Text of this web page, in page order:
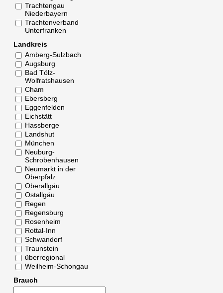
Trachtengau
Niederbayern
Trachtenverband
Unterfranken
Landkreis
Amberg-Sulzbach
Augsburg
Bad Tölz-
Wolfratshausen
Cham
Ebersberg
Eggenfelden
Eichstätt
Hassberge
Landshut
München
Neuburg-
Schrobenhausen
Neumarkt in der
Oberpfalz
Oberallgäu
Ostallgäu
Regen
Regensburg
Rosenheim
Rottal-Inn
Schwandorf
Traunstein
überregional
Weilheim-Schongau
Brauch